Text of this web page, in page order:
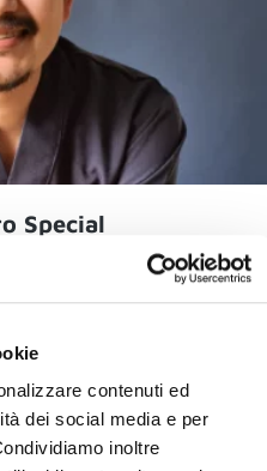
contenuti ed
dei social media e per
inoltre
Special
gruppo e con 3 appuntamenti
da € 3.450